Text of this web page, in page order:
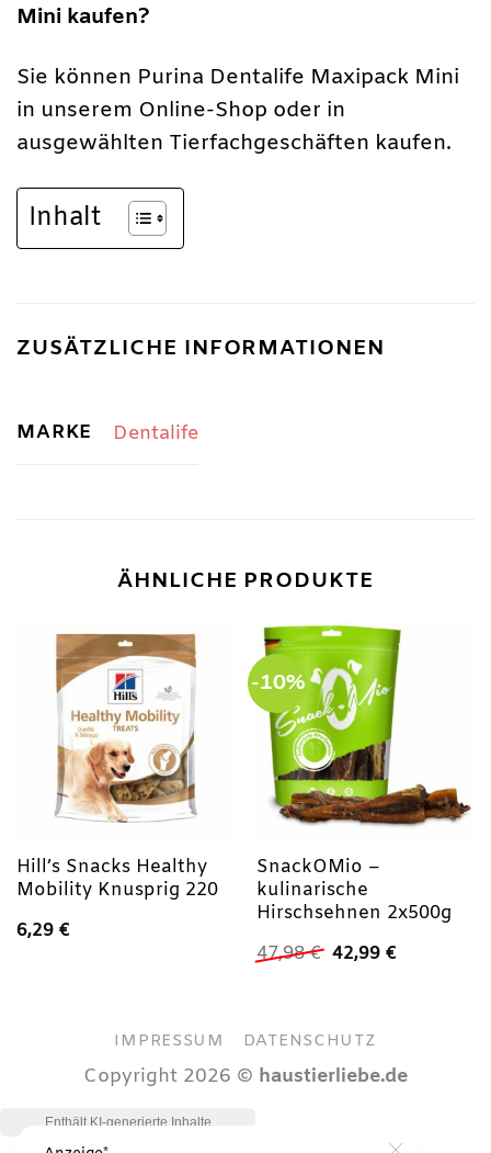
Mini kaufen?
Sie können Purina Dentalife Maxipack Mini
in unserem Online-Shop oder in
ausgewählten Tierfachgeschäften kaufen.
Inhalt
ZUSÄTZLICHE INFORMATIONEN
MARKE Dentalife
ÄHNLICHE PRODUKTE
Hill’s Snacks Healthy
Mobility Knusprig 220
6,29 €
-10%
SnackOMio –
kulinarische
Hirschsehnen 2x500g
47,98€ Ursprünglicher
42,99 €Aktueller
IMPRESSUM DATENSCHUTZ
Copyright 2026 © haustierliebe.de